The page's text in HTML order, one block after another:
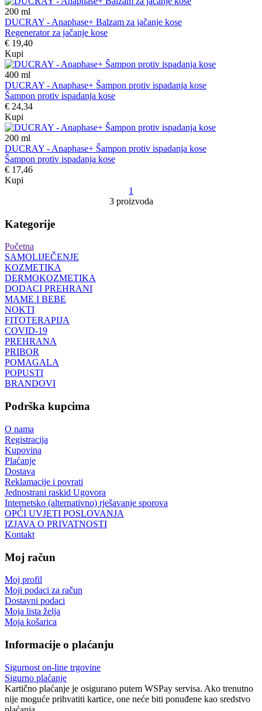
200 ml
DUCRAY - Anaphase+ Balzam za jačanje kose
Regenerator za jačanje kose
€ 19,40
Kupi
400 ml
DUCRAY - Anaphase+ Šampon protiv ispadanja kose
Šampon protiv ispadanja kose
€ 24,34
Kupi
200 ml
DUCRAY - Anaphase+ Šampon protiv ispadanja kose
Šampon protiv ispadanja kose
€ 17,46
Kupi
1
3 proizvoda
Kategorije
Početna
SAMOLIJEČENJE
KOZMETIKA
DERMOKOZMETIKA
DODACI PREHRANI
MAME I BEBE
NOKTI
FITOTERAPIJA
COVID-19
PREHRANA
PRIBOR
POMAGALA
POPUSTI
BRANDOVI
Podrška kupcima
O nama
Registracija
Kupovina
Plaćanje
Dostava
Reklamacije i povrati
Jednostrani raskid Ugovora
Internetsko (alternativno) rješavanje sporova
OPĆI UVJETI POSLOVANJA
IZJAVA O PRIVATNOSTI
Kontakt
Moj račun
Moj profil
Moji podaci za račun
Dostavni podaci
Moja lista želja
Moja košarica
Informacije o plaćanju
Sigurnost on-line trgovine
Sigurno plaćanje
Kartično plaćanje je osigurano putem WSPay servisa. Ako trenutno
nije moguće prihvatiti kartice, one neće biti ponuđene kao sredstvo